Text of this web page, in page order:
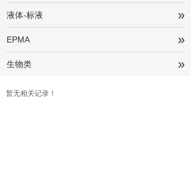
液体-标液 »
EPMA »
生物类 »
暂无相关记录！